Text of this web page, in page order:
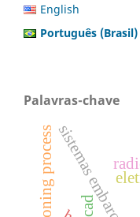
English
Português (Brasil)
Palavras-chave
sistemas embarcados
cad